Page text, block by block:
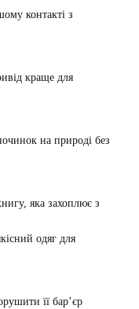
контакті з
краще для
на природі без
яка захоплює з
одяг для
її бар’єр